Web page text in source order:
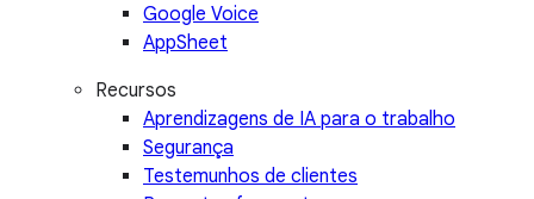
Google Voice
AppSheet
Recursos
Aprendizagens de IA para o trabalho
Segurança
Testemunhos de clientes